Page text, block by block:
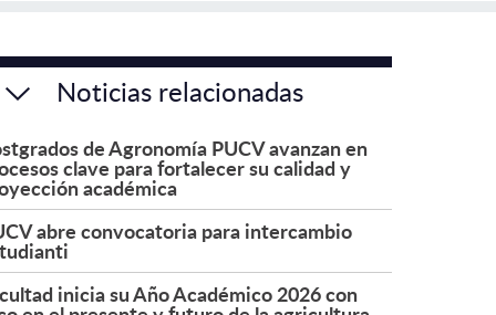
Noticias relacionadas
de Agronomía PUCV avanzan en
clave para fortalecer su calidad y
académica
abre convocatoria para intercambio
inicia su Año Académico 2026 con